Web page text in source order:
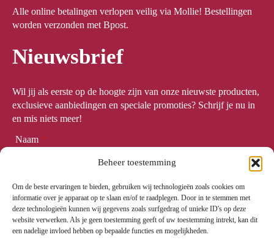
Beheer toestemming
Om de beste ervaringen te bieden, gebruiken wij technologieën zoals cookies om
informatie over je apparaat op te slaan en/of te raadplegen. Door in te stemmen met
deze technologieën kunnen wij gegevens zoals surfgedrag of unieke ID's op deze
website verwerken. Als je geen toestemming geeft of uw toestemming intrekt, kan dit
een nadelige invloed hebben op bepaalde functies en mogelijkheden.
Alle online betalingen verlopen veilig via Mollie! Bestellingen
worden verzonden met Bpost.
Nieuwsbrief
Wil jij als eerste op de hoogte zijn van onze nieuwste producten,
exclusieve aanbiedingen en speciale promoties? Schrijf je nu in
en mis niets meer!
Naam *
Email *